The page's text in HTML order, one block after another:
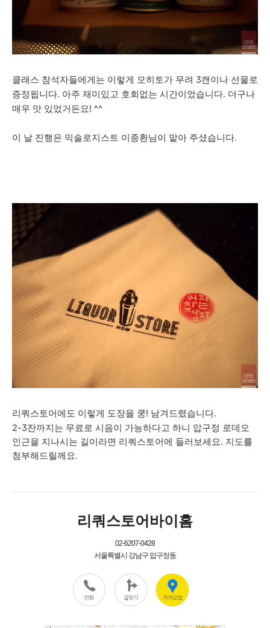
클래스 참석자들에게는 이렇게 모히토가 무려 3캔이나 선물로
증정됩니다. 아주 재미있고 호회없는 시간이었습니다. 더구나
매우 맛 있었거든요! ^^
이 날 진행은 믹솔로지스트 이종환님이 맡아 주셨습니다.
리쿼스토어에도 이렇게 도장을 쿵! 남겨드렸습니다.
2-3잔까지는 무료로 시음이 가능하다고 하니 압구정 로데오
인근을 지나시는 길이라면 리쿼스토어에 들러보세요. 지도를
첨부해드릴께요.